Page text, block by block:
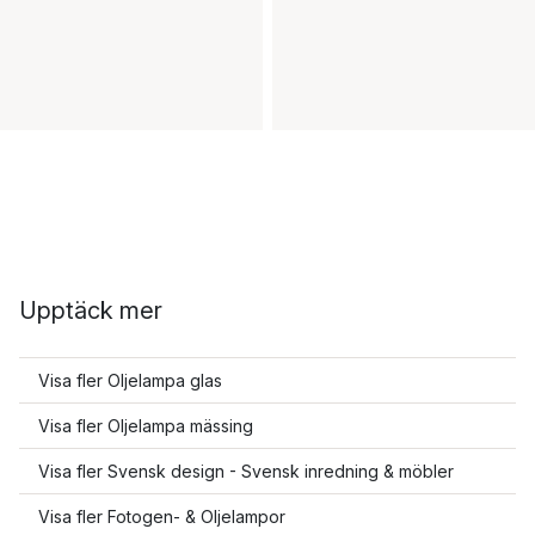
Upptäck mer
Visa fler Oljelampa glas
Visa fler Oljelampa mässing
Visa fler Svensk design - Svensk inredning & möbler
Visa fler Fotogen- & Oljelampor